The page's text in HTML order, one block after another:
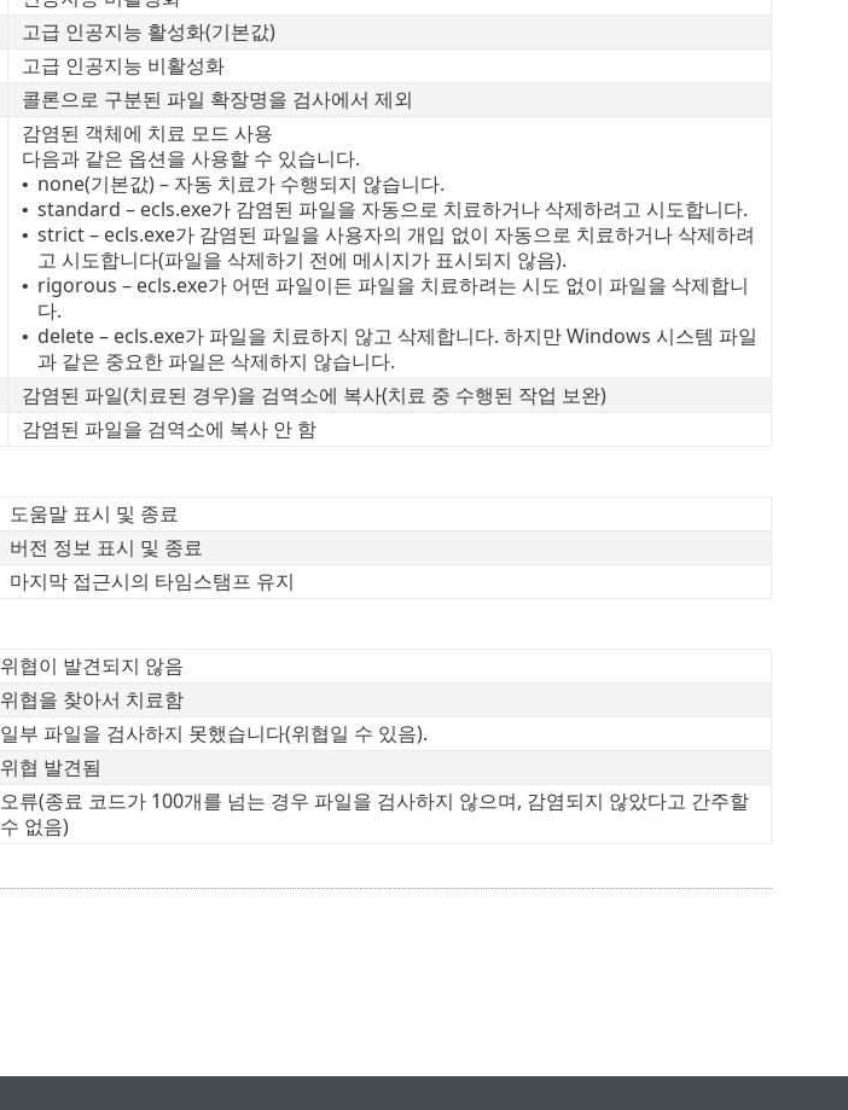
고급 인공지능 활성화(기본값)
고급 인공지능 비활성화
콜론으로 구분된 파일 확장명을 검사에서 제외
감염된 객체에 치료 모드 사용
다음과 같은 옵션을 사용할 수 있습니다.
• none(기본값) – 자동 치료가 수행되지 않습니다.
• standard – ecls.exe가 감염된 파일을 자동으로 치료하거나 삭제하려고 시도합니다.
• strict – ecls.exe가 감염된 파일을 사용자의 개입 없이 자동으로 치료하거나 삭제하려
고 시도합니다(파일을 삭제하기 전에 메시지가 표시되지 않음).
• rigorous – ecls.exe가 어떤 파일이든 파일을 치료하려는 시도 없이 파일을 삭제합니
다.
• delete – ecls.exe가 파일을 치료하지 않고 삭제합니다. 하지만 Windows 시스템 파일
과 같은 중요한 파일은 삭제하지 않습니다.
감염된 파일(치료된 경우)을 검역소에 복사(치료 중 수행된 작업 보완)
감염된 파일을 검역소에 복사 안 함
도움말 표시 및 종료
버전 정보 표시 및 종료
마지막 접근시의 타임스탬프 유지
위협이 발견되지 않음
위협을 찾아서 치료함
일부 파일을 검사하지 못했습니다(위협일 수 있음).
위협 발견됨
오류(종료 코드가 100개를 넘는 경우 파일을 검사하지 않으며, 감염되지 않았다고 간주할
수 없음)